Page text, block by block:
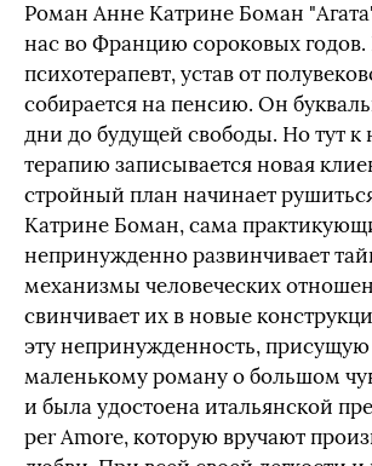
Роман Анне Катрине Боман
нас во Францию сороковых
психотерапевт, устав от
собирается на пенсию. Он
дни до будущей свободы. Но тут к
терапию записывается новая
стройный план начинает
Катрине Боман, сама
непринужденно развинчивает
механизмы человеческих
свинчивает их в новые
эту непринужденность, присущую
маленькому роману о большом
и была удостоена итальянской
per Amore, которую вручают